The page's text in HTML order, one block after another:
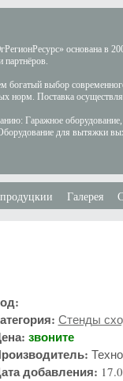
основана в
партнёров.
богатый выбор
норм. Поставка
Гаражное
для вытяжки
Галерея
Стенды
звоните
добавления: